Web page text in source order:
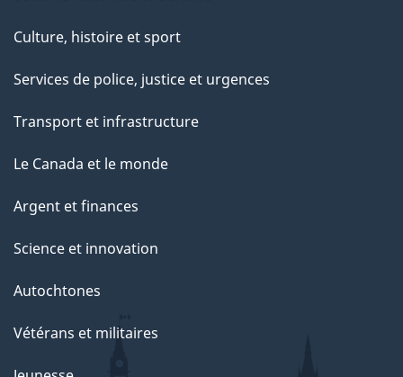
Culture, histoire et sport
Services de police, justice et urgences
Transport et infrastructure
Le Canada et le monde
Argent et finances
Science et innovation
Autochtones
Vétérans et militaires